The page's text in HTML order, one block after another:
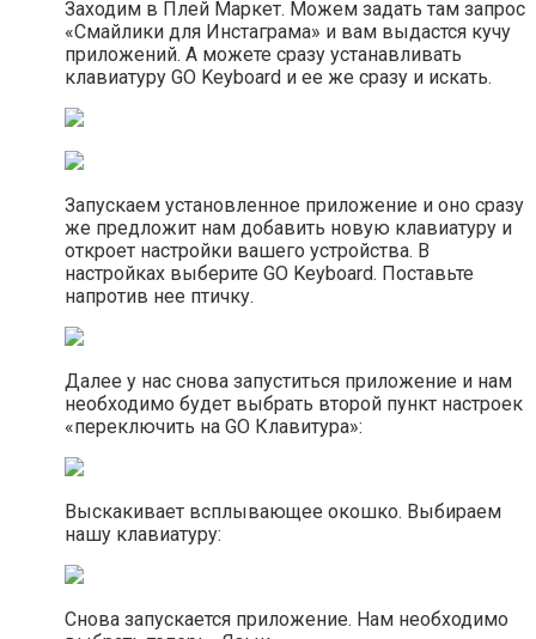
Заходим в Плей Маркет. Можем задать там запрос
«Смайлики для Инстаграма» и вам выдастся кучу
приложений. А можете сразу устанавливать
клавиатуру GO Keyboard и ее же сразу и искать.
Запускаем установленное приложение и оно сразу
же предложит нам добавить новую клавиатуру и
откроет настройки вашего устройства. В
настройках выберите GO Keyboard. Поставьте
напротив нее птичку.
Далее у нас снова запуститься приложение и нам
необходимо будет выбрать второй пункт настроек
«переключить на GO Клавитура»:
Выскакивает всплывающее окошко. Выбираем
нашу клавиатуру:
Снова запускается приложение. Нам необходимо